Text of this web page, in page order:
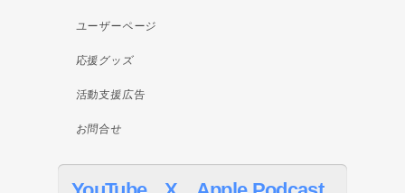
ユーザーページ
応援グッズ
活動支援広告
お問合せ